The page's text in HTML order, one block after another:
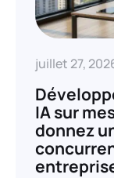
juillet 27,
IA sur
donnez